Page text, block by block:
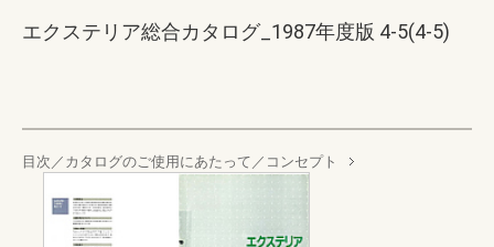
エクステリア総合カタログ_1987年度版 4-5(4-5)
目次／カタログのご使用にあたって／コンセプト